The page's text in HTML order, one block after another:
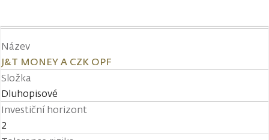
Název
J&T MONEY A CZK OPF
Složka
Dluhopisové
Investiční horizont
2